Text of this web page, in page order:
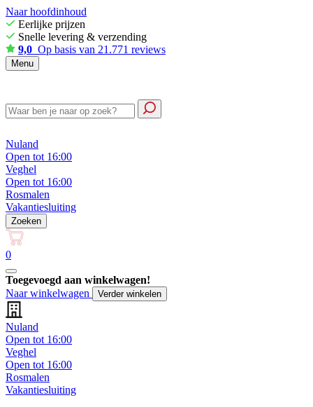
Naar hoofdinhoud
Eerlijke prijzen
Snelle levering & verzending
9,0 Op basis van 21.771 reviews
Menu
Nuland
Open tot 16:00
Veghel
Open tot 16:00
Rosmalen
Vakantiesluiting
Zoeken
0
Toegevoegd aan winkelwagen!
Naar winkelwagen
Verder winkelen
Nuland
Open tot 16:00
Veghel
Open tot 16:00
Rosmalen
Vakantiesluiting